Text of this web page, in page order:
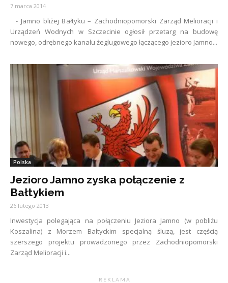
7 marca 2014
- Jamno bliżej Bałtyku – Zachodniopomorski Zarząd Melioracji i
Urządzeń Wodnych w Szczecinie ogłosił przetarg na budowę
nowego, odrębnego kanału żeglugowego łączącego jezioro Jamno...
Polska
Jezioro Jamno zyska połączenie z
Bałtykiem
26 lutego 2013
Inwestycja polegająca na połączeniu Jeziora Jamno (w pobliżu
Koszalina) z Morzem Bałtyckim specjalną śluzą, jest częścią
szerszego projektu prowadzonego przez Zachodniopomorski
Zarząd Melioracji i...
R E K L A M A